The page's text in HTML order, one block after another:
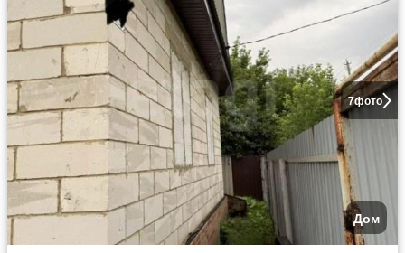
7фото
Дом